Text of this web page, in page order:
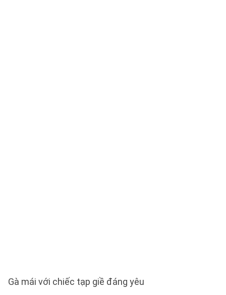
Gà mái với chiếc tạp giề đáng yêu